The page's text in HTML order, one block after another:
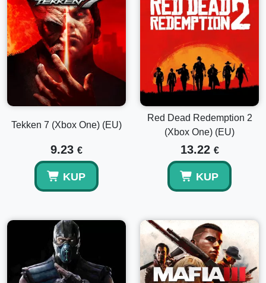
Tekken 7 (Xbox One) (EU)
9.23 €
KUP
Red Dead Redemption 2
(Xbox One) (EU)
13.22 €
KUP